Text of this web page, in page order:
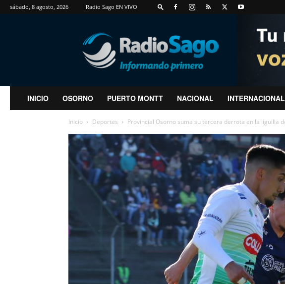
sábado, 8 agosto, 2026 Radio Sago EN VIVO
RadioSago
INICIO OSORNO PUERTO MONTT NACIONAL INTERNACIONAL
Inicio Deportes Provincial Osorno suma su tercera derrota en la liguilla